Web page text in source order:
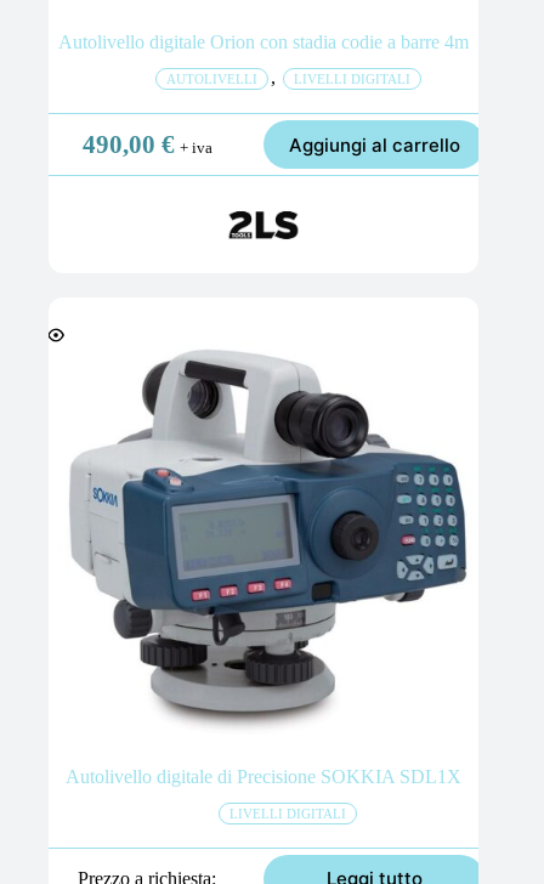
Autolivello digitale Orion con stadia codie a barre 4m
AUTOLIVELLI , LIVELLI DIGITALI
490,00 € + iva Aggiungi al carrello
Autolivello digitale di Precisione SOKKIA SDL1X
LIVELLI DIGITALI
Prezzo a richiesta Leggi tutto